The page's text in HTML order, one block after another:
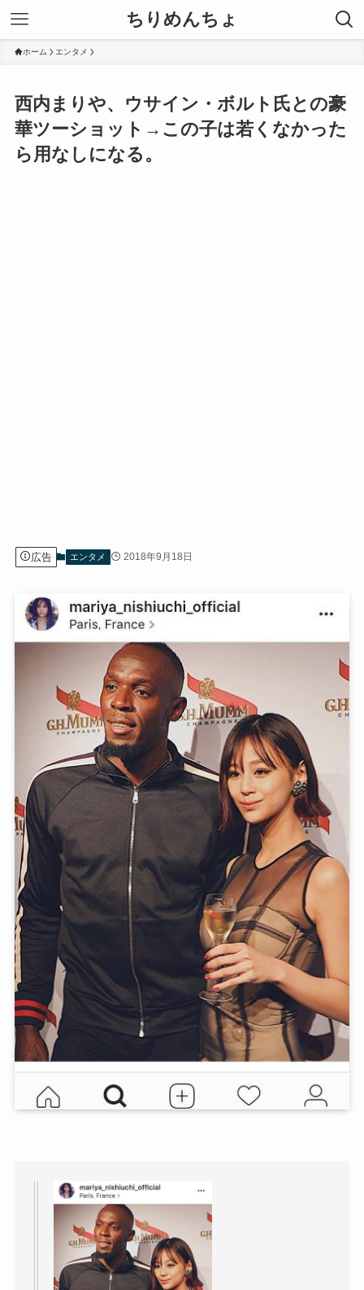
ちりめんちょ
ホーム エンタメ
西内まりや、ウサイン・ボルト氏との豪
華ツーショット→この子は若くなかった
ら用なしになる。
広告 エンタメ 2018年9月18日